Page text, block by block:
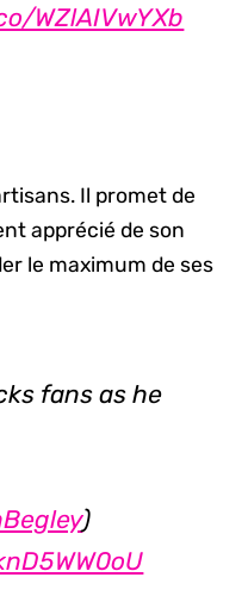
WZlAIVwYXb
Il promet de
apprécié de son
le maximum de ses
fans as he
)